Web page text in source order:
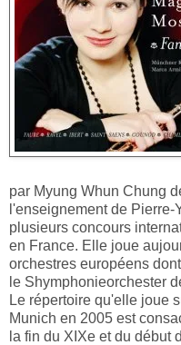
par Myung Whun Chung
l'enseignement de
plusieurs concours
en France. Elle joue
orchestres européens
le Shymphonieorchester
Le répertoire qu'elle joue
Munich en 2005 est
la fin du XIXe et du début